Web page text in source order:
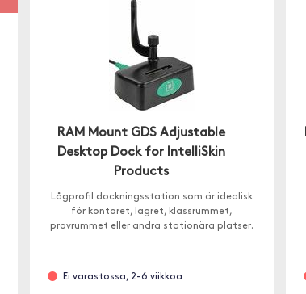
RAM Mount GDS Adjustable
Desktop Dock for IntelliSkin
Products
Lågprofil dockningsstation som är idealisk
för kontoret, lagret, klassrummet,
provrummet eller andra stationära platser.
Ei varastossa, 2-6 viikkoa